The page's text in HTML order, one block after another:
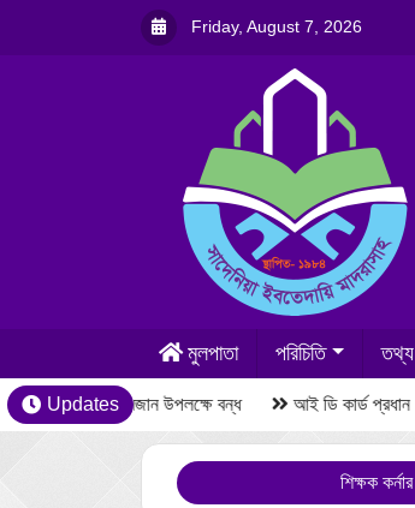
Friday, August 7, 2026
মুলপাতা পরিচিতি তথ্য
Updatesরমজান উপলক্ষে বন্ধ আই ডি কার্ড প্রধান
শিক্ষক কর্নার